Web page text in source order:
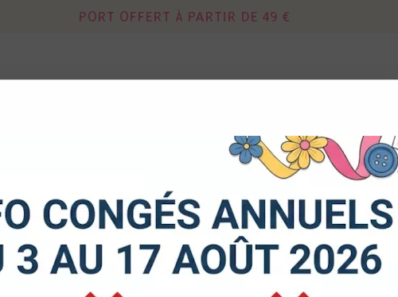
PORT OFFERT À PARTIR DE 49 €
OUTILS - RANGEMENT
MEMORY PLACE : KAWAII PAPERS
"kawaii" d'une esthétique délicate employant des couleurs douces.
autorisez-vous à utiliser vos cookies ?
l'interface et les fonctionnalités du site
les campagnes marketing et proposer des mises à jour sur nos
l'authentification et surveiller les erreurs techniques
sont nécessaires à des fins techniques, ils sont donc dispensés de consentement. D'autres, non